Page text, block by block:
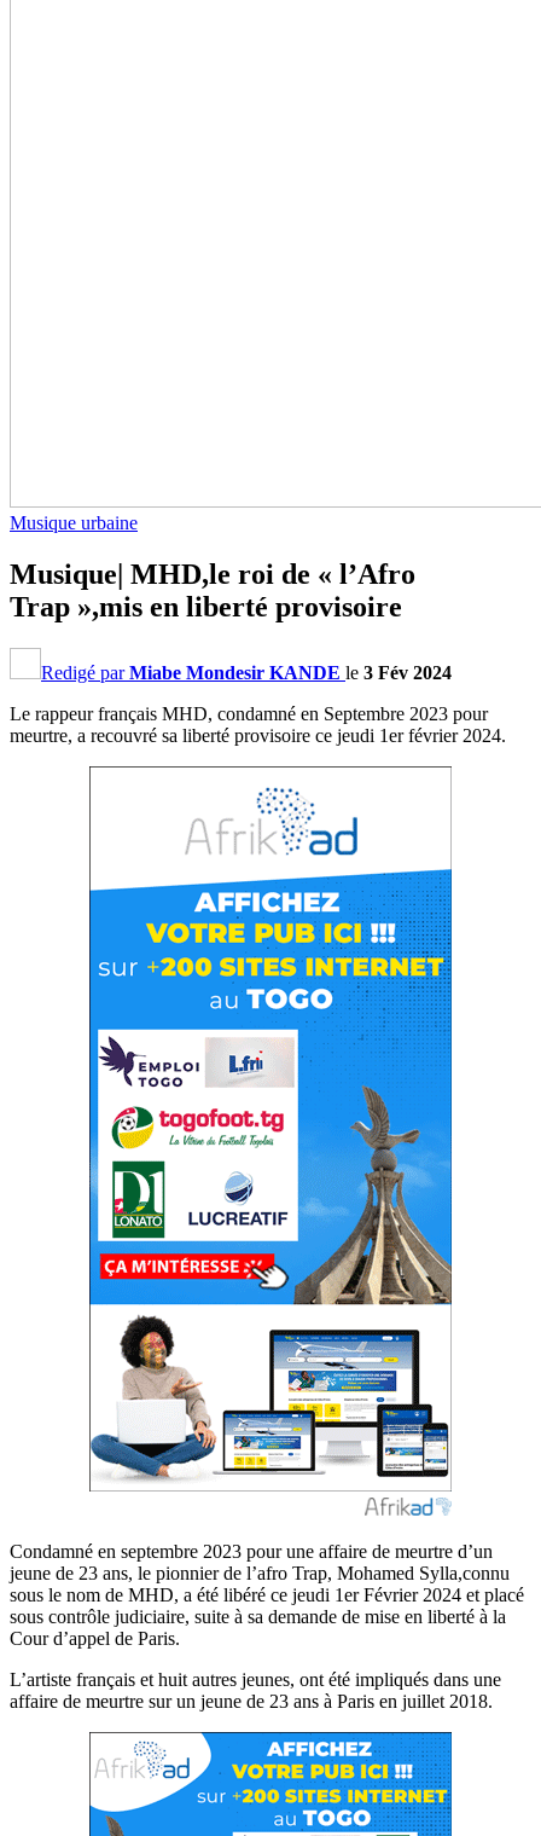
Musique urbaine
Musique| MHD,le roi de « l’Afro
Trap »,mis en liberté provisoire
Redigé parMiabe Mondesir KANDE le 3 Fév 2024
Le rappeur français MHD, condamné en Septembre 2023 pour
meurtre, a recouvré sa liberté provisoire ce jeudi 1er février 2024.
Condamné en septembre 2023 pour une affaire de meurtre d’un
jeune de 23 ans, le pionnier de l’afro Trap, Mohamed Sylla,connu
sous le nom de MHD, a été libéré ce jeudi 1er Février 2024 et placé
sous contrôle judiciaire, suite à sa demande de mise en liberté à la
Cour d’appel de Paris.
L’artiste français et huit autres jeunes, ont été impliqués dans une
affaire de meurtre sur un jeune de 23 ans à Paris en juillet 2018.